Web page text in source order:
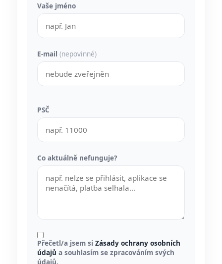
Vaše jméno
E-mail (nepovinné)
PSČ
Co aktuálně nefunguje?
Přečetl/a jsem si Zásady ochrany osobních
údajů a souhlasím se zpracováním svých
údajů.